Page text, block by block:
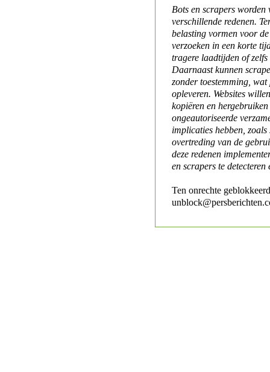
Bots en scrapers worden
verschillende redenen.
belasting vormen voor
verzoeken in een korte
tragere laadtijden of
Daarnaast kunnen
zonder toestemming,
opleveren. Websites
kopiëren en
ongeautoriseerde
implicaties hebben,
overtreding van de
deze redenen
en scrapers te detecteren
Ten onrechte